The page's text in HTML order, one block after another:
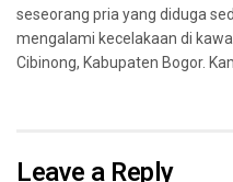
seseorang pria yang diduga
mengalami kecelakaan di
Cibinong, Kabupaten Bogor.
Leave a Reply